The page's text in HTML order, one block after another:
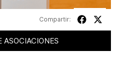
Compartir:
ASOCIACIONES